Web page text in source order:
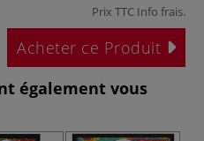
Prix TTC Info frais.
Acheter ce Produit
également vous